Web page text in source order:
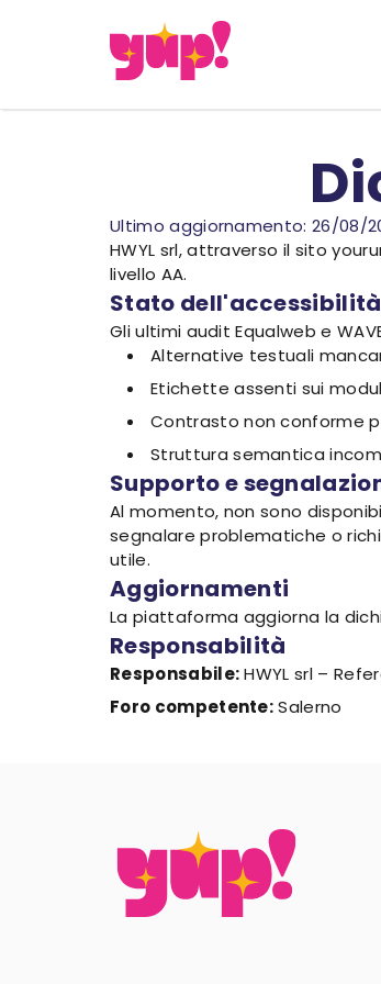
Ultimo aggiornamento: 26/08/
HWYL srl, attraverso il sito
livello AA.
Stato dell'accessibilità
Gli ultimi audit Equalweb e
Alternative testuali
Etichette assenti sui
Contrasto non conforme
Struttura semantica
Supporto e
Al momento, non sono
segnalare problematiche o
utile.
Aggiornamenti
La piattaforma aggiorna la
Responsabilità
Responsabile:HWYL srl –
Foro competente:Salerno